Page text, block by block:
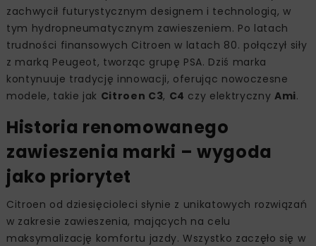
zachwycił futurystycznym designem i technologią, w
tym hydropneumatycznym zawieszeniem. Po latach
trudności finansowych Citroen w latach 80. połączył siły
z marką Peugeot, tworząc grupę PSA. Dziś marka
kontynuuje tradycję innowacji, oferując nowoczesne
modele, takie jak Citroen C3, C4 czy elektryczny Ami.
Historia renomowanego
zawieszenia marki – wygoda
jako priorytet
Citroen od dziesięcioleci słynie z unikatowych rozwiązań
w zakresie zawieszenia, mających na celu
maksymalizację komfortu jazdy. Wszystko zaczęło się w